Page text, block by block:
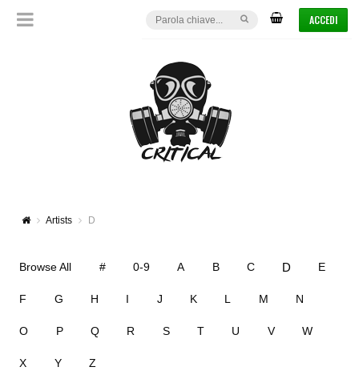
ACCEDI
Artists D
Browse All # 0-9 A B C D E
F G H I J K L M N
O P Q R S T U V W
X Y Z